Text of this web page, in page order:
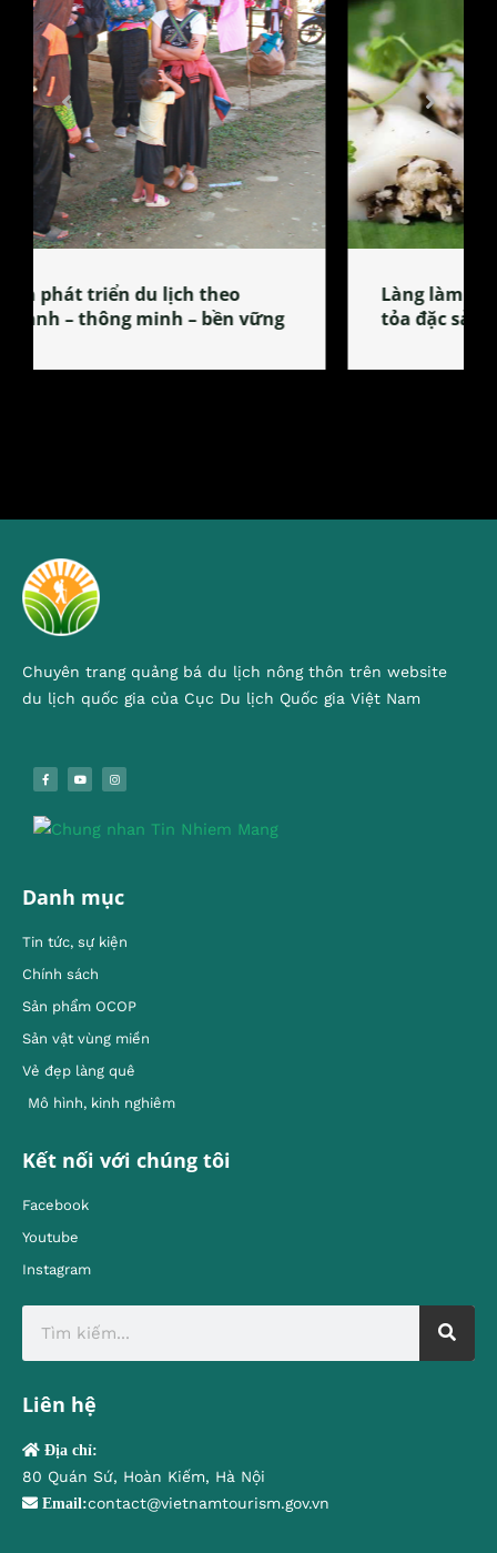
Làng làm bánh tẻ Phú Nhi – nơi lan
tỏa đặc sản xứ Đoài
Chuyên trang quảng bá du lịch nông thôn trên website
du lịch quốc gia của Cục Du lịch Quốc gia Việt Nam
Danh mục
Tin tức, sự kiện
Chính sách
Sản phẩm OCOP
Sản vật vùng miền
Vẻ đẹp làng quê
Mô hình, kinh nghiêm
Kết nối với chúng tôi
Facebook
Youtube
Instagram
Liên hệ
Địa chỉ:
80 Quán Sứ, Hoàn Kiếm, Hà Nội
Email:contact@vietnamtourism.gov.vn